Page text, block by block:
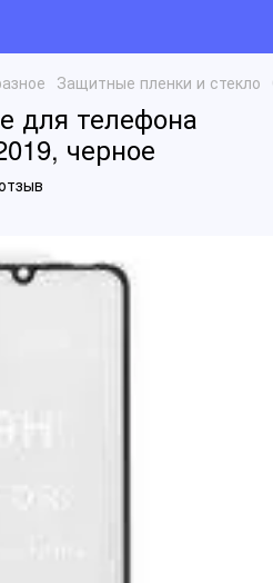
Защитные пленки и стекло
для телефона
черное